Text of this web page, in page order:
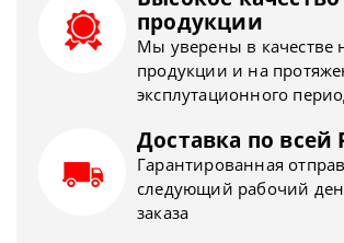
продукции
Мы уверены в качестве
продукции и на
эксплутационного
Доставка по всей
Гарантированная
следующий рабочий
заказа